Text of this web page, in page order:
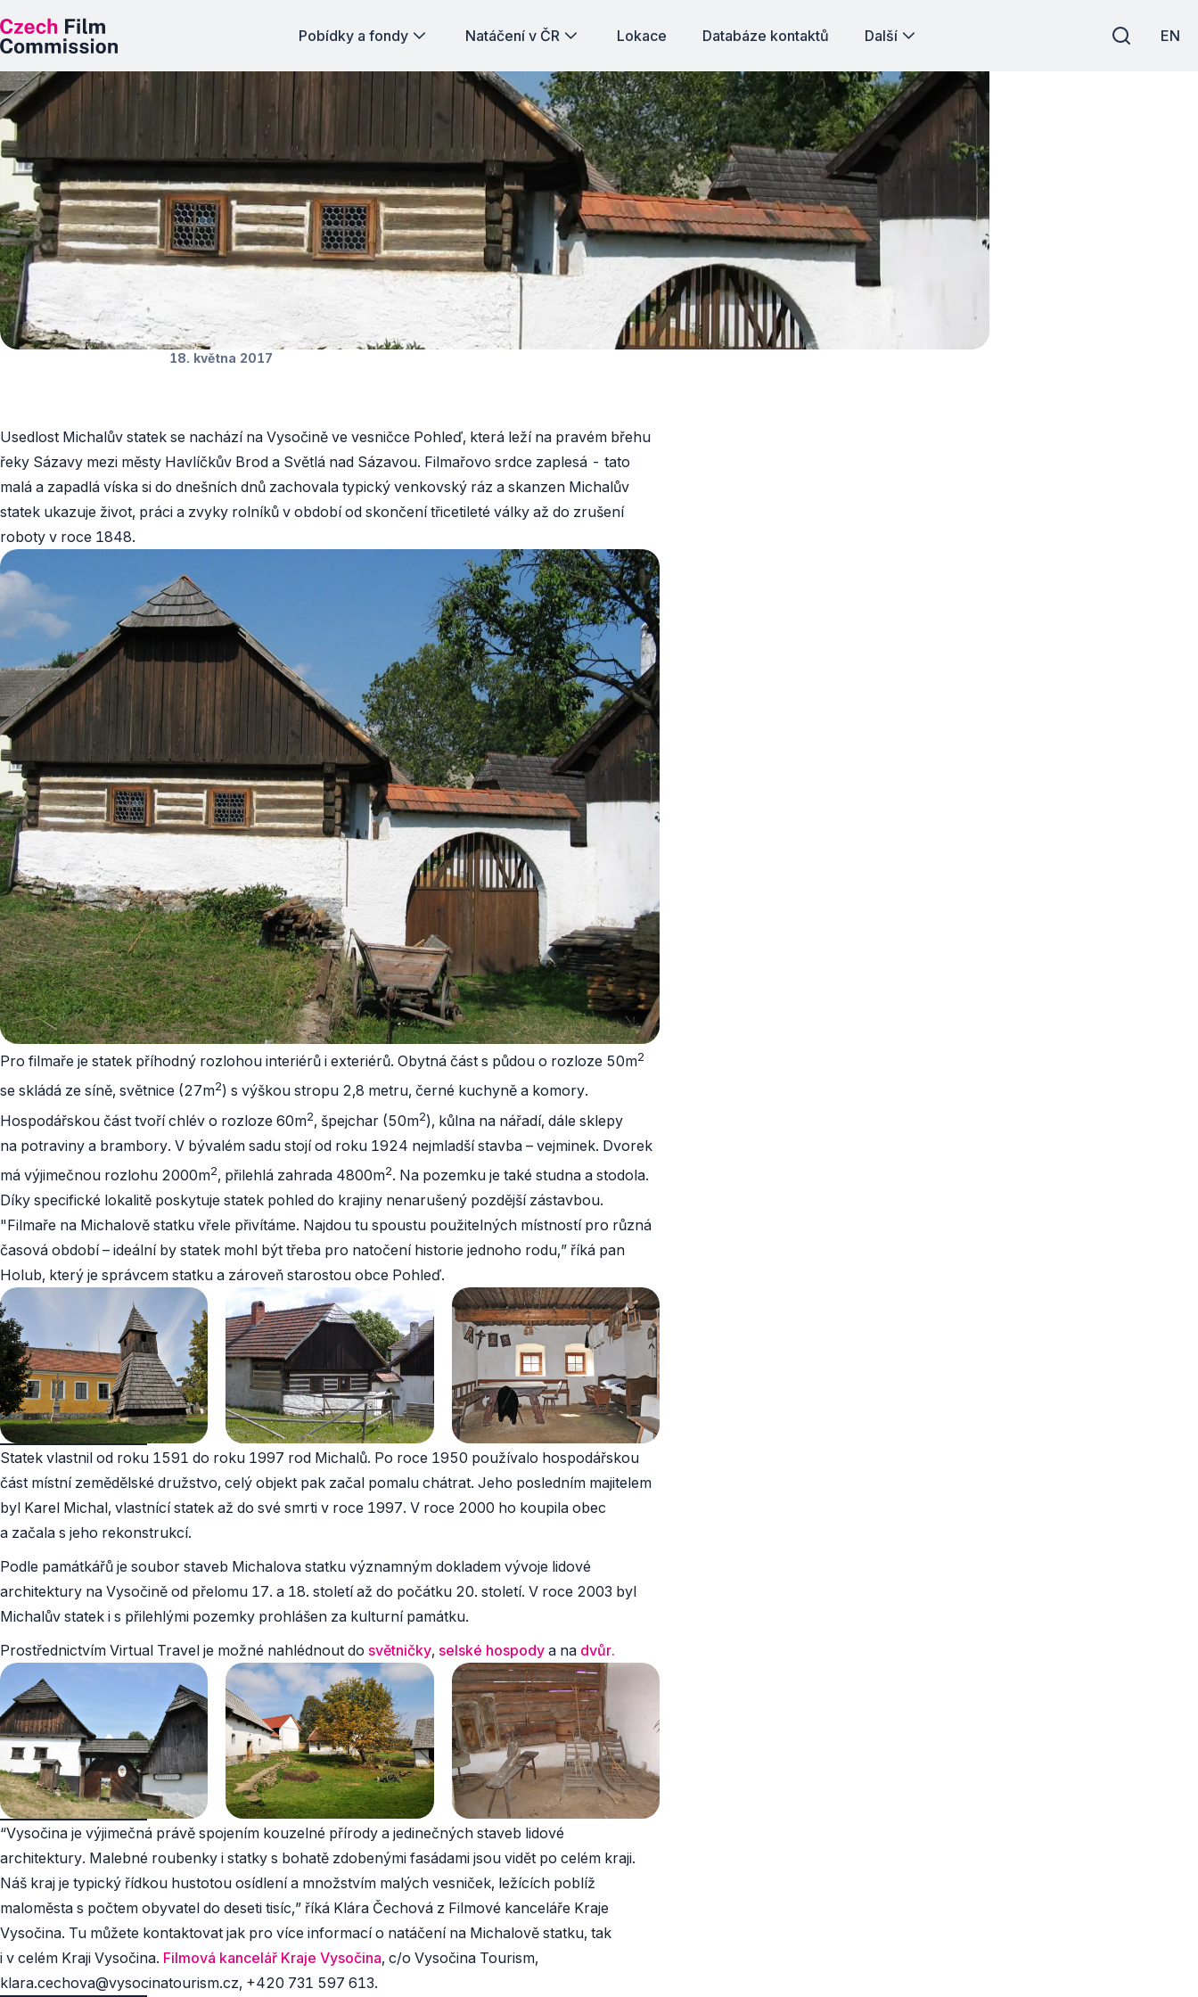
Pobídky a fondy Natáčení v ČR Lokace Databáze kontaktů Další EN
Novinky
Lokace měsíce: Michalův statek - autentický návrat do života selského...
18. května 2017
Usedlost Michalův statek se nachází na Vysočině ve vesničce Pohleď, která leží na pravém břehu
řeky Sázavy mezi městy Havlíčkův Brod a Světlá nad Sázavou. Filmařovo srdce zaplesá - tato
malá a zapadlá víska si do dnešních dnů zachovala typický venkovský ráz a skanzen Michalův
statek ukazuje život, práci a zvyky rolníků v období od skončení třicetileté války až do zrušení
roboty v roce 1848.
Pro filmaře je statek příhodný rozlohou interiérů i exteriérů. Obytná část s půdou o rozloze 50m2
se skládá ze síně, světnice (27m2) s výškou stropu 2,8 metru, černé kuchyně a komory.
Hospodářskou část tvoří chlév o rozloze 60m2, špejchar (50m2), kůlna na nářadí, dále sklepy
na potraviny a brambory. V bývalém sadu stojí od roku 1924 nejmladší stavba – vejminek. Dvorek
má výjimečnou rozlohu 2000m2, přilehlá zahrada 4800m2. Na pozemku je také studna a stodola.
Díky specifické lokalitě poskytuje statek pohled do krajiny nenarušený pozdější zástavbou.
"Filmaře na Michalově statku vřele přivítáme. Najdou tu spoustu použitelných místností pro různá
časová období – ideální by statek mohl být třeba pro natočení historie jednoho rodu,” říká pan
Holub, který je správcem statku a zároveň starostou obce Pohleď.
Statek vlastnil od roku 1591 do roku 1997 rod Michalů. Po roce 1950 používalo hospodářskou
část místní zemědělské družstvo, celý objekt pak začal pomalu chátrat. Jeho posledním majitelem
byl Karel Michal, vlastnící statek až do své smrti v roce 1997. V roce 2000 ho koupila obec
a začala s jeho rekonstrukcí.
Podle památkářů je soubor staveb Michalova statku významným dokladem vývoje lidové
architektury na Vysočině od přelomu 17. a 18. století až do počátku 20. století. V roce 2003 byl
Michalův statek i s přilehlými pozemky prohlášen za kulturní památku.
Prostřednictvím Virtual Travel je možné nahlédnout do světničky, selské hospody a na dvůr.
“Vysočina je výjimečná právě spojením kouzelné přírody a jedinečných staveb lidové
architektury. Malebné roubenky i statky s bohatě zdobenými fasádami jsou vidět po celém kraji.
Náš kraj je typický řídkou hustotou osídlení a množstvím malých vesniček, ležících poblíž
maloměsta s počtem obyvatel do deseti tisíc,” říká Klára Čechová z Filmové kanceláře Kraje
Vysočina. Tu můžete kontaktovat jak pro více informací o natáčení na Michalově statku, tak
i v celém Kraji Vysočina. Filmová kancelář Kraje Vysočina, c/o Vysočina Tourism,
klara.cechova@vysocinatourism.cz, +420 731 597 613.